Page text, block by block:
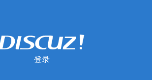
登录